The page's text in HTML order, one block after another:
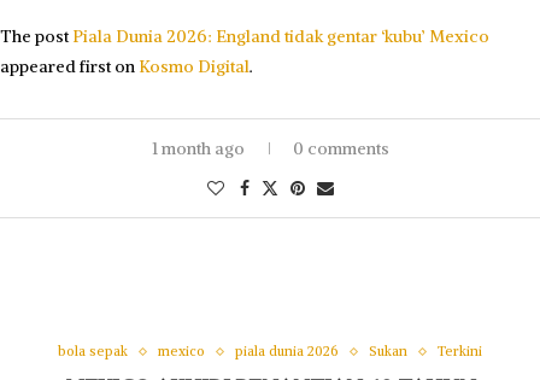
The postPiala Dunia 2026: England tidak gentar ‘kubu’ Mexico
appeared first on Kosmo Digital.
1 month ago 0 comments
bola sepak mexico piala dunia 2026 Sukan Terkini